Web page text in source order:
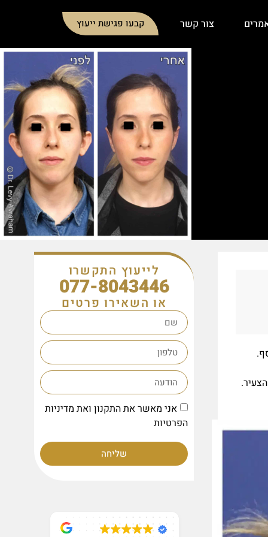
צור קשר קבעו פגישת ייעוץ
לייעוץ התקשרו
077-8043446
או השאירו פרטים
אני מאשר את התקנון ואת מדיניות
הפרטיות
שליחה